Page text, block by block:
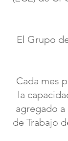
El Grupo
Cada mes
la
agregado
de Trabajo